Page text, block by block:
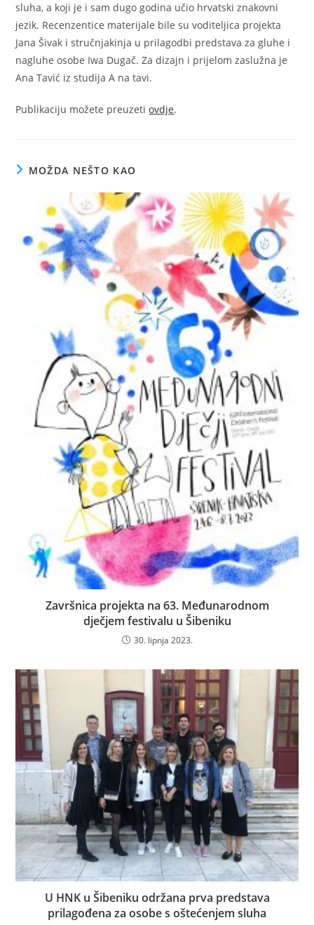
sluha, a koji je i sam dugo godina učio hrvatski znakovni
jezik. Recenzentice materijale bile su voditeljica projekta
Jana Šivak i stručnjakinja u prilagodbi predstava za gluhe i
nagluhe osobe Iwa Dugač. Za dizajn i prijelom zaslužna je
Ana Tavić iz studija A na tavi.
Publikaciju možete preuzetiovdje.
MOŽDA NEŠTO KAO
Završnica projekta na 63. Međunarodnom
dječjem festivalu u Šibeniku
30. lipnja 2023.
U HNK u Šibeniku održana prva predstava
prilagođena za osobe s oštećenjem sluha